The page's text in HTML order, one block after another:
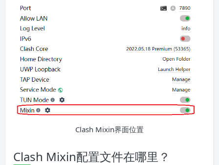
Clash Mixin界面位置
Clash Mixin配置文件在哪里？